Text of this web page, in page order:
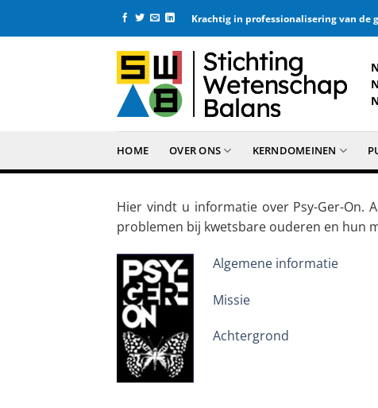
Krachtig in professionalisering van de
HOME OVER ONS KERNDOMEINEN
Hier vindt u informatie over Psy-Ger-On.
problemen bij kwetsbare ouderen en hun
Algemene informatie
Missie
Achtergrond